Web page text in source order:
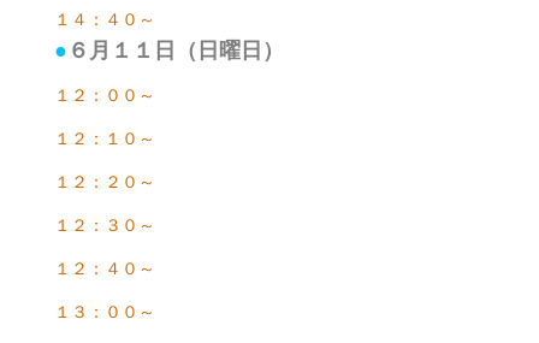
１４：４０～
● ６月１１日（日曜日）
１２：００～
１２：１０～
１２：２０～
１２：３０～
１２：４０～
１３：００～